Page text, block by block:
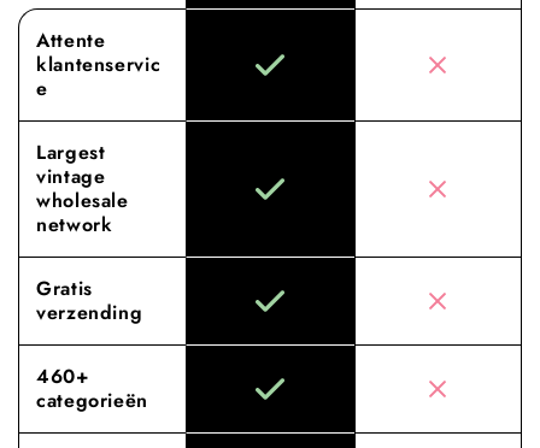
Attente
klantenservic
e
Largest
vintage
wholesale
network
Gratis
verzending
460+
categorieën